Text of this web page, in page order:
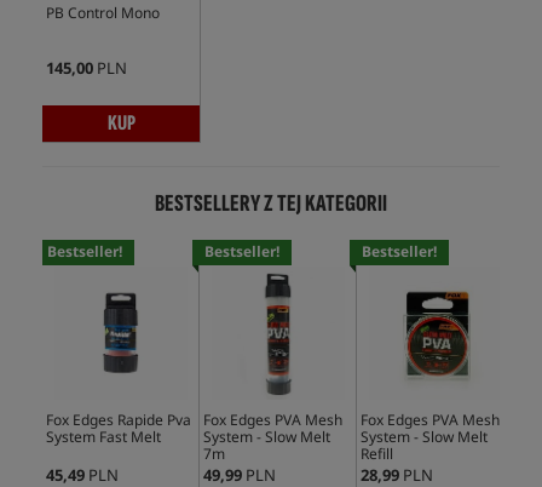
PB Control Mono
145,00 PLN
KUP
BESTSELLERY Z TEJ KATEGORII
Bestseller!
Fox Edges Rapide Pva
System Fast Melt
45,49 PLN
Bestseller!
Fox Edges PVA Mesh
System - Slow Melt
7m
49,99 PLN
Bestseller!
Fox Edges PVA Mesh
System - Slow Melt
Refill
28,99 PLN